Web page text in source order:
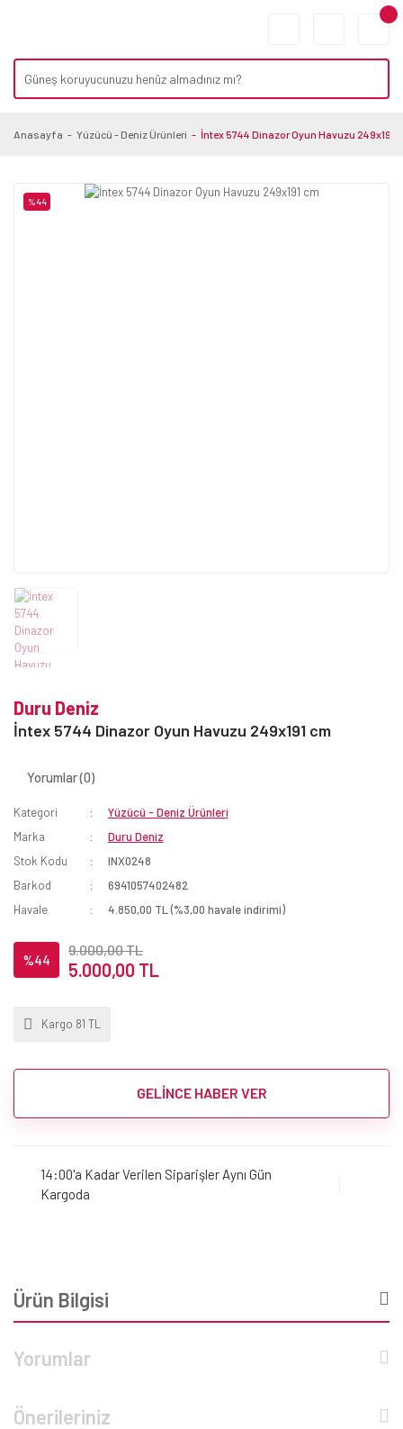
Anasayfa Yüzücü - Deniz Ürünleri İntex 5744 Dinazor Oyun Havuzu 249x191
%44
Duru Deniz
İntex 5744 Dinazor Oyun Havuzu 249x191 cm
Yorumlar (0)
Kategori
Yüzücü - Deniz Ürünleri
Marka
Duru Deniz
Stok Kodu
INX0248
Barkod
6941057402482
Havale
4.850,00 TL (%3,00 havale indirimi)
%44
9.000,00 TL
5.000,00 TL
Kargo 81 TL
GELİNCE HABER VER
14:00'a Kadar Verilen Siparişler Aynı Gün
Kargoda
Ürün Bilgisi
Yorumlar
Önerileriniz